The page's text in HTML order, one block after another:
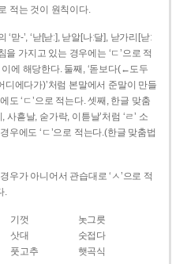
적는 것이 원칙이다.
맏-’, ‘낟[낟ː], 낟알[나ː달], 낟가리[낟ː
을 가지고 있는 경우에는 ‘ㄷ’으로 적
이에 해당한다. 둘째, ‘돋보다(←도두
에다가)’처럼 본말에서 준말이 만들
도 ‘ㄷ’으로 적는다. 셋째, 한글 맞춤
흗날, 숟가락, 이튿날’처럼 ‘ㄹ’ 소
우에도 ‘ㄷ’으로 적는다.(한글 맞춤법
우가 아니어서 관습대로 ‘ㅅ’으로 적
.
기껏
놋그릇
삿대
숫접다
풋고추 햇곡식